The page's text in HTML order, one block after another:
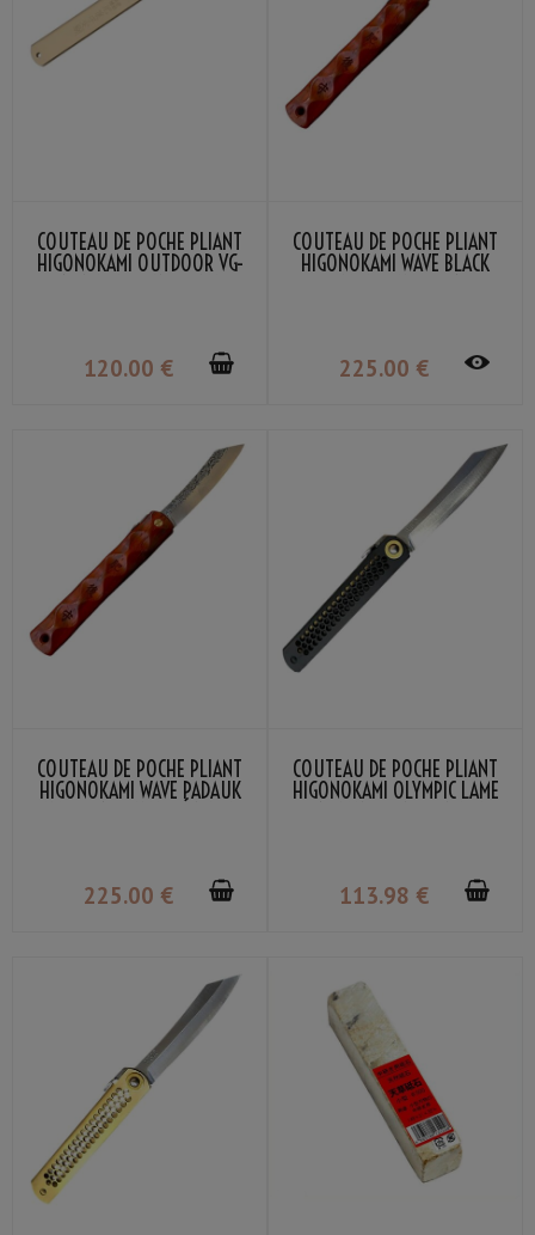
COUTEAU DE POCHE PLIANT
HIGONOKAMI OUTDOOR VG-
120.00 €
COUTEAU DE POCHE PLIANT
HIGONOKAMI WAVE BLACK
225.00 €
COUTEAU DE POCHE PLIANT
HIGONOKAMI WAVE PADAUK
225.00 €
COUTEAU DE POCHE PLIANT
HIGONOKAMI OLYMPIC LAME
113.98 €